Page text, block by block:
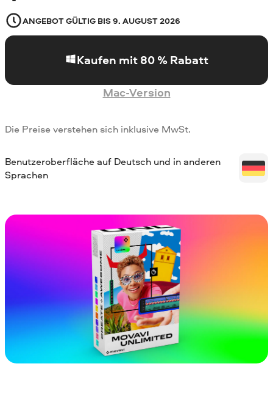
ANGEBOT GÜLTIG BIS9. AUGUST 2026
Kaufen mit 80 % Rabatt
Mac-Version
Die Preise verstehen sich inklusive MwSt.
Benutzeroberfläche auf Deutsch und in anderen
Sprachen